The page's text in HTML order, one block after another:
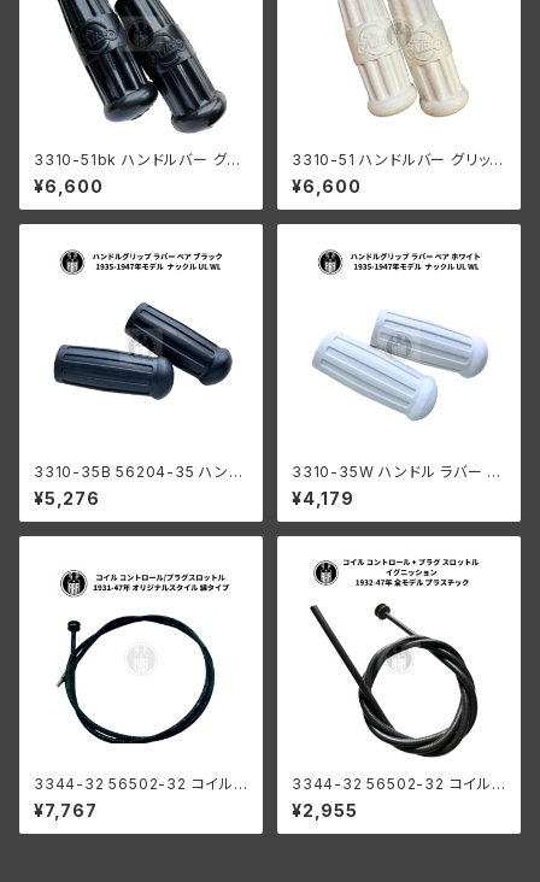
3310-51bk ハンドルバー グリ
ップ ラバー ペア ブラック 陸王R
Q RT1 RT2 日本製
¥6,600
3310-51 ハンドルバー グリップ
ラバー ペア ホワイト 陸王RQ R
T1 RT2 日本製
¥6,600
3310-35B 56204-35 ハンド
ルグリップ ラバー ペア ブラック
黒色 1935-1947年モデル ハー
レーダビッドソン ナックル UL
¥5,276
3310-35W ハンドル ラバー グ
リップ ペア 白 ホワイト 1935-1
947年 モデル用 ハーレーダビ
ッドソン ナックル UL WL
¥4,179
3344-32 56502-32 コイル
コントロール + プラグ オリジナ
ルスタイル ハーレーダビッドソ
ン 1931-47年 綿織物
¥7,767
3344-32 56502-32 コイル
コントロール + プラグ スロット
ル イグニッション ハーレーダビ
ッドソン 1932-47年 全モデル
¥2,955